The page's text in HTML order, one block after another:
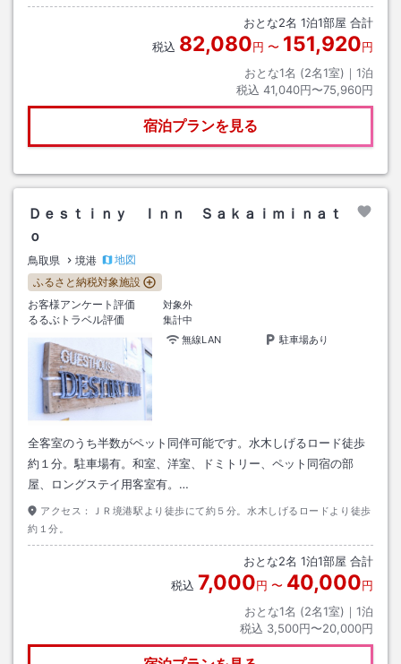
おとな2名 1泊1部屋 合計
税込 82,080円 〜 151,920円
おとな1名 (2名1室)｜ 1泊
税込 41,040円〜75,960円
宿泊プランを見る
Ｄｅｓｔｉｎｙ Ｉｎｎ Ｓａｋａｉｍｉｎａｔ
ｏ
鳥取県 境港
地図
ふるさと納税対象施設
お客様アンケート評価
対象外
るるぶトラベル評価
集計中
無線LAN
駐車場あり
全客室のうち半数がペット同伴可能です。水木しげるロード徒歩
約１分。駐車場有。和室、洋室、ドミトリー、ペット同宿の部
屋、ロングステイ用客室有。…
アクセス：
ＪＲ境港駅より徒歩にて約５分。水木しげるロードより徒歩
約１分。
おとな2名 1泊1部屋 合計
税込 7,000円 〜 40,000円
おとな1名 (2名1室)｜ 1泊
税込 3,500円〜20,000円